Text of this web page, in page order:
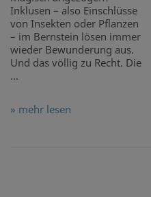
Inklusen – also Einschlüsse
von Insekten oder Pflanzen
– im Bernstein lösen immer
wieder Bewunderung aus.
Und das völlig zu Recht. Die
...
» mehr lesen